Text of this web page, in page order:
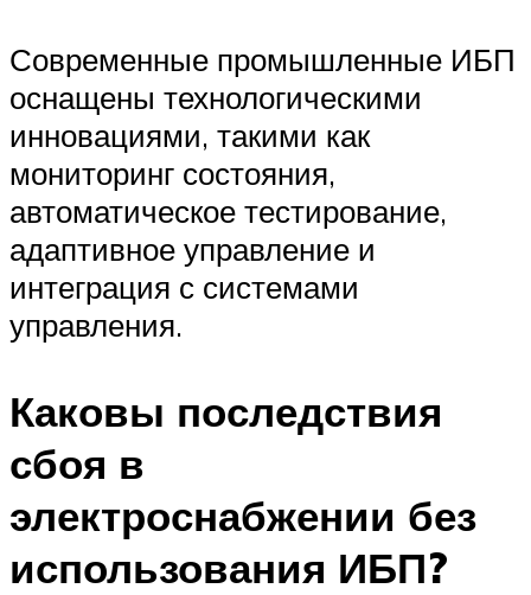
Современные промышленные ИБП
оснащены технологическими
инновациями, такими как
мониторинг состояния,
автоматическое тестирование,
адаптивное управление и
интеграция с системами
управления.
Каковы последствия
сбоя в
электроснабжении без
использования ИБП?